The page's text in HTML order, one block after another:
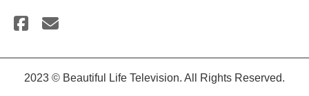
2023 © Beautiful Life Television. All Rights Reserved.